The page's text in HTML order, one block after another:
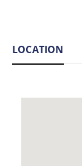
LOCATION